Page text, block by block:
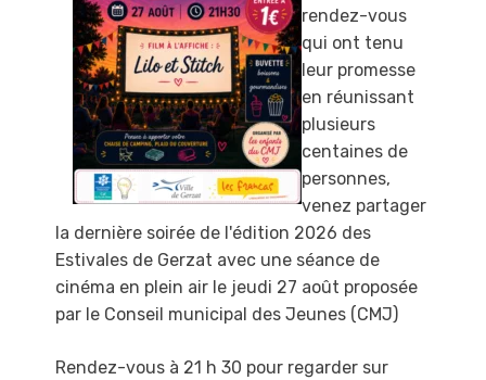
rendez-vous
qui ont tenu
leur promesse
en réunissant
plusieurs
centaines de
personnes,
venez partager
la dernière soirée de l'édition 2026 des
Estivales de Gerzat avec une séance de
cinéma en plein air le jeudi 27 août proposée
par le Conseil municipal des Jeunes (CMJ)
Rendez-vous à 21 h 30 pour regarder sur